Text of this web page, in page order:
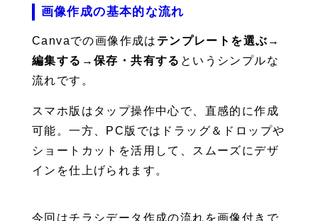
画像作成の基本的な流れ
Canvaでの画像作成は テンプレートを選ぶ →
編集する →保存・共有する というシンプルな
流れです。
スマホ版はタップ操作中心で、直感的に作成
可能。一方、PC版ではドラッグ＆ドロップや
ショートカットを活用して、スムーズにデザ
インを仕上げられます。
今回はチラシデータ作成の流れを画像付きで